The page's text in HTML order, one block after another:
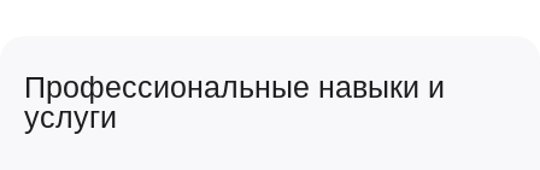
Профессиональные навыки и
услуги